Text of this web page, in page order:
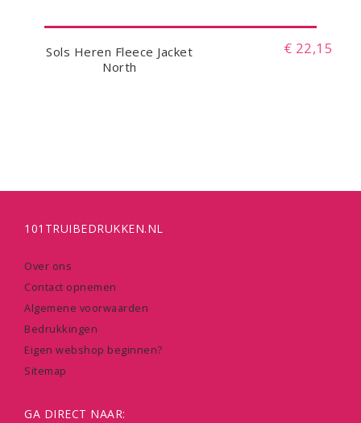
Sols Heren Fleece Jacket
North
€ 22,15
101TRUIBEDRUKKEN.NL
Over ons
Contact opnemen
Algemene voorwaarden
Bedrukkingen
Eigen webshop beginnen?
Sitemap
GA DIRECT NAAR: